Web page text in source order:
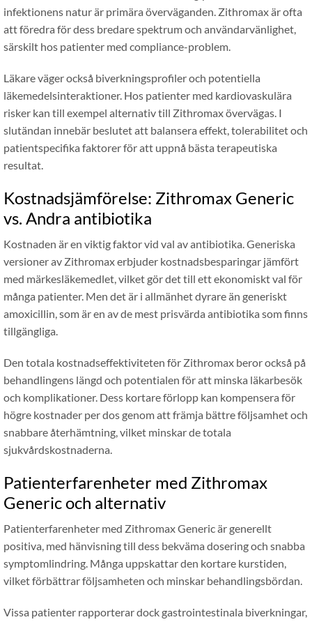
infektionens natur är primära överväganden. Zithromax är ofta
att föredra för dess bredare spektrum och användarvänlighet,
särskilt hos patienter med compliance-problem.
Läkare väger också biverkningsprofiler och potentiella
läkemedelsinteraktioner. Hos patienter med kardiovaskulära
risker kan till exempel alternativ till Zithromax övervägas. I
slutändan innebär beslutet att balansera effekt, tolerabilitet och
patientspecifika faktorer för att uppnå bästa terapeutiska
resultat.
Kostnadsjämförelse: Zithromax Generic
vs. Andra antibiotika
Kostnaden är en viktig faktor vid val av antibiotika. Generiska
versioner av Zithromax erbjuder kostnadsbesparingar jämfört
med märkesläkemedlet, vilket gör det till ett ekonomiskt val för
många patienter. Men det är i allmänhet dyrare än generiskt
amoxicillin, som är en av de mest prisvärda antibiotika som finns
tillgängliga.
Den totala kostnadseffektiviteten för Zithromax beror också på
behandlingens längd och potentialen för att minska läkarbesök
och komplikationer. Dess kortare förlopp kan kompensera för
högre kostnader per dos genom att främja bättre följsamhet och
snabbare återhämtning, vilket minskar de totala
sjukvårdskostnaderna.
Patienterfarenheter med Zithromax
Generic och alternativ
Patienterfarenheter med Zithromax Generic är generellt
positiva, med hänvisning till dess bekväma dosering och snabba
symptomlindring. Många uppskattar den kortare kurstiden,
vilket förbättrar följsamheten och minskar behandlingsbördan.
Vissa patienter rapporterar dock gastrointestinala biverkningar,